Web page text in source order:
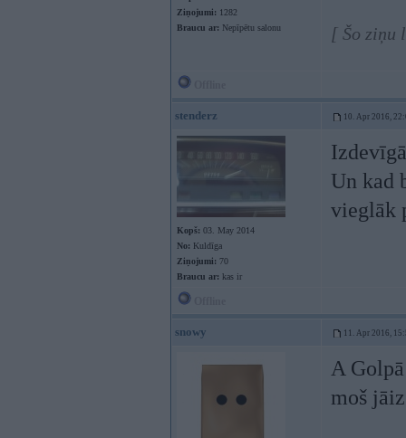
Ziņojumi: 1282
Braucu ar: Nepīpētu salonu [ Šo ziņu
stenderz 10. Apr 2016,
Kopš: 03. May 2014
No: Kuldīga
Ziņojumi: 70
Braucu ar: kas ir
Un kad
vieglāk
snowy 11. Apr 2016,
A
moš